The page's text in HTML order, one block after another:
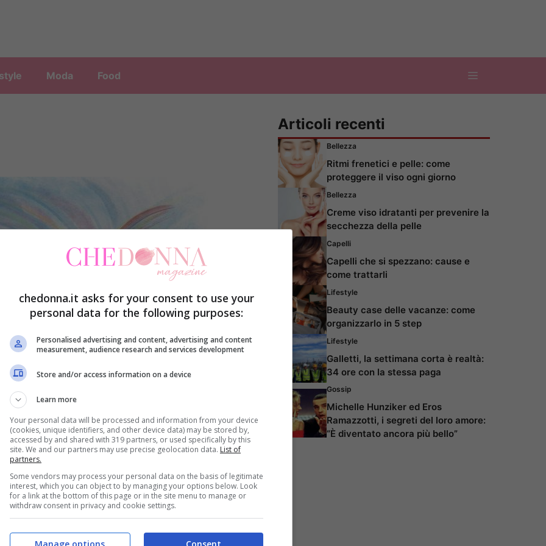
Moda Food
e comunicativa. Sei piena di interessi e di
Vivi la vita con passione e sentimento,
Articoli recenti
Bellezza
Ritmi frenetici e pelle: come
proteggere il viso ogni giorno
Bellezza
Creme viso idratanti per prevenire la
secchezza della pelle
Capelli
Capelli che si spezzano: cause e
come trattarli
Lifestyle
Beauty case delle vacanze: come
organizzarlo in 5 step
Lifestyle
Galletti, la settimana corta è realtà:
34 ore con la stessa paga
Gossip
Michelle Hunziker ed Eros
Ramazzotti, i segreti del loro amore:
“È diventato ancora più bello”
chedonna.it asks for your consent to use your
personal data for the following purposes:
Personalised advertising and content, advertising and content
measurement, audience research and services development
Store and/or access information on a device
Learn more
Your personal data will be processed and information from your device
(cookies, unique identifiers, and other device data) may be stored by,
accessed by and shared with 319 partners, or used specifically by this
site. We and our partners may use precise geolocation data. List of
partners.
Some vendors may process your personal data on the basis of legitimate
interest, which you can object to by managing your options below. Look
for a link at the bottom of this page or in the site menu to manage or
withdraw consent in privacy and cookie settings.
Consent
Manage options